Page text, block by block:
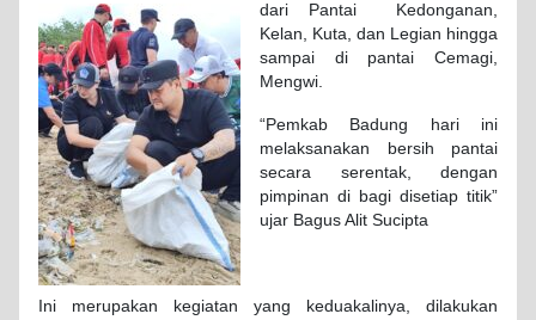
dari Pantai Kedonganan,
Kelan, Kuta, dan Legian hingga
sampai di pantai Cemagi,
Mengwi.
“Pemkab Badung hari ini
melaksanakan bersih pantai
secara serentak, dengan
pimpinan di bagi disetiap titik”
ujar Bagus Alit Sucipta
Ini merupakan kegiatan yang keduakalinya, dilakukan